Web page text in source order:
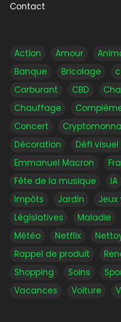
Contact
Action Amour
Banque
Bricolage
Carburant
CBD
Chauffage
Concert
Décoration
Défi visuel
Emmanuel Macron
Fête de la musique
IA
Impôts
Jardin
Législatives
Maladie
Météo
Netflix
Rappel de produit
Shopping
Soins
Vacances
Voiture